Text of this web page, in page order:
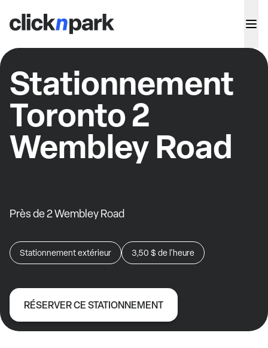
Stationnement
Toronto 2
Wembley Road
Près de 2 Wembley Road
Stationnement extérieur 3,50 $ de l'heure
RÉSERVER CE STATIONNEMENT